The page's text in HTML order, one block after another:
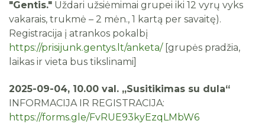
"Gentis." Uždari užsiėmimai grupei iki 12 vyrų vyks
vakarais, trukmė – 2 mėn., 1 kartą per savaitę).
Registracija į atrankos pokalbį
https://prisijunk.gentys.lt/anketa/[grupės pradžia,
laikas ir vieta bus tikslinami]
2025-09-04, 10.00 val. „Susitikimas su dula“
INFORMACIJA IR REGISTRACIJA:
https://forms.gle/FvRUE93kyEzqLMbW6